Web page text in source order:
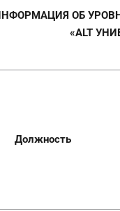
ОБ
«ALT
Должность